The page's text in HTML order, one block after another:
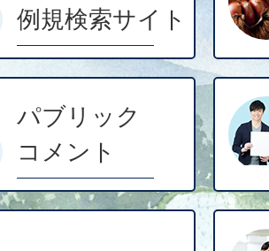
例規検索サイト
パブリック
コメント